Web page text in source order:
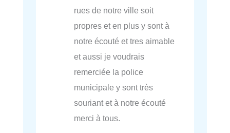
rues de notre ville soit
propres et en plus y sont à
notre écouté et tres aimable
et aussi je voudrais
remerciée la police
municipale y sont très
souriant et à notre écouté
merci à tous.